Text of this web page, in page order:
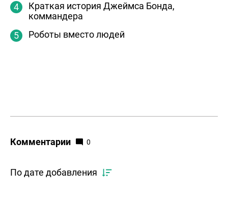
Краткая история Джеймса Бонда,
коммандера
Роботы вместо людей
Комментарии 0
По дате добавления